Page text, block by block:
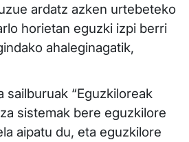
ardatz azken urtebeteko
horietan eguzki izpi berri
ahaleginagatik,
sailburuak “Eguzkiloreak
sistemak bere eguzkilore
aipatu du, eta eguzkilore